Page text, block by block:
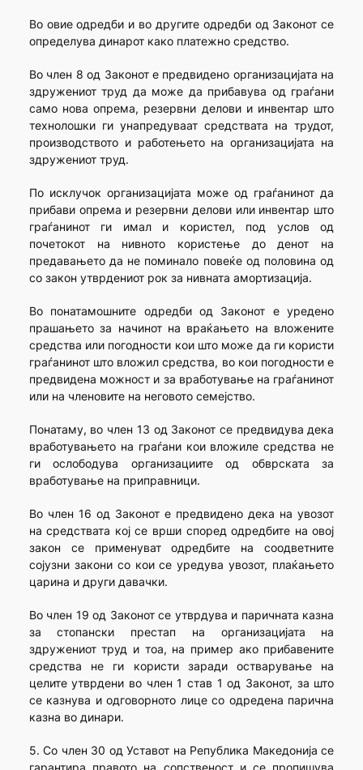
Во овие одредби и во другите одредби од Законот се
определува динарот како платежно средство.
Во член 8 од Законот е предвидено организацијата на
здружениот труд да може да прибавува од граѓани
само нова опрема, резервни делови и инвентар што
технолошки ги унапредуваат средствата на трудот,
производството и работењето на организацијата на
здружениот труд.
По исклучок организацијата може од граѓанинот да
прибави опрема и резервни делови или инвентар што
граѓанинот ги имал и користел, под услов од
почетокот на нивното користење до денот на
предавањето да не поминало повеќе од половина од
со закон утврдениот рок за нивната амортизација.
Во понатамошните одредби од Законот е уредено
прашањето за начинот на враќањето на вложените
средства или погодности кои што може да ги користи
граѓанинот што вложил средства, во кои погодности е
предвидена можност и за вработување на граѓанинот
или на членовите на неговото семејство.
Понатаму, во член 13 од Законот се предвидува дека
вработувањето на граѓани кои вложиле средства не
ги ослободува организациите од обврската за
вработување на приправници.
Во член 16 од Законот е предвидено дека на увозот
на средствата кој се врши според одредбите на овој
закон се применуват одредбите на соодветните
сојузни закони со кои се уредува увозот, плаќањето
царина и други давачки.
Во член 19 од Законот се утврдува и паричната казна
за стопански престап на организацијата на
здружениот труд и тоа, на пример ако прибавените
средства не ги користи заради остварување на
целите утврдени во член 1 став 1 од Законот, за што
се казнува и одговорното лице со одредена парична
казна во динари.
5. Со член 30 од Уставот на Република Македонија се